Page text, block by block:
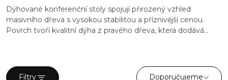
Dýhované konferenční stoly spojují přirozený vzhled
masivního dřeva s vysokou stabilitou a příznivější cenou.
Povrch tvoří kvalitní dýha z pravého dřeva, která dodává
prostory.
Filtry Doporučujeme